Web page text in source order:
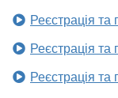
Реєстрація
Реєстрація
Реєстрація